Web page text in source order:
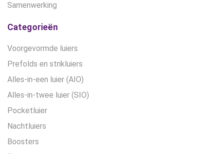
Samenwerking
Categorieën
Voorgevormde luiers
Prefolds en strikluiers
Alles-in-een luier (AIO)
Alles-in-twee luier (SIO)
Pocketluier
Nachtluiers
Boosters